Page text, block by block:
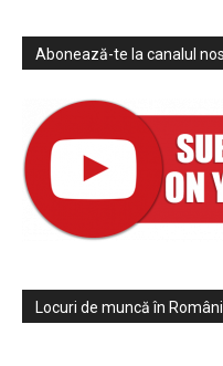
Abonează-te la canalul
Locuri de muncă în